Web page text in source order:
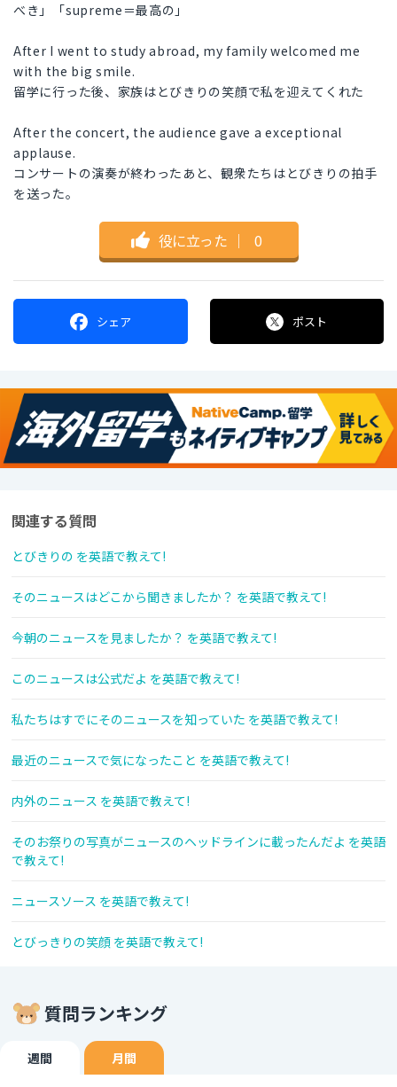
べき」「supreme＝最高の」
After I went to study abroad, my family welcomed me
with the big smile.
留学に行った後、家族はとびきりの笑顔で私を迎えてくれた
After the concert, the audience gave a exceptional
applause.
コンサートの演奏が終わったあと、観衆たちはとびきりの拍手
を送った。
役に立った ｜ 0
シェア ポスト
関連する質問
とびきりの を英語で教えて!
そのニュースはどこから聞きましたか？ を英語で教えて!
今朝のニュースを見ましたか？ を英語で教えて!
このニュースは公式だよ を英語で教えて!
私たちはすでにそのニュースを知っていた を英語で教えて!
最近のニュースで気になったこと を英語で教えて!
内外のニュース を英語で教えて!
そのお祭りの写真がニュースのヘッドラインに載ったんだよ を英語
で教えて!
ニュースソース を英語で教えて!
とびっきりの笑顔 を英語で教えて!
質問ランキング
週間 月間